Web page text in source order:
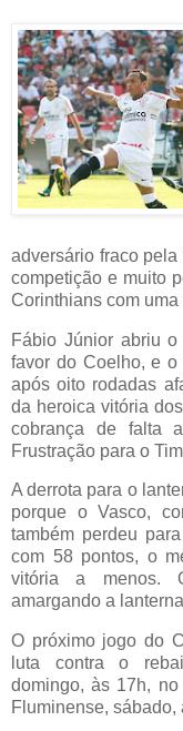
adversário fraco pela
competição e muito
Corinthians com uma
Fábio Júnior abriu
favor do Coelho, e o
após oito rodadas
da heroica vitória
cobrança de falta
Frustração para o
A derrota para o
porque o Vasco,
também perdeu
com 58 pontos, o
vitória a menos.
amargando a
O próximo jogo do
luta contra o
domingo, às 17h,
Fluminense, sábado,